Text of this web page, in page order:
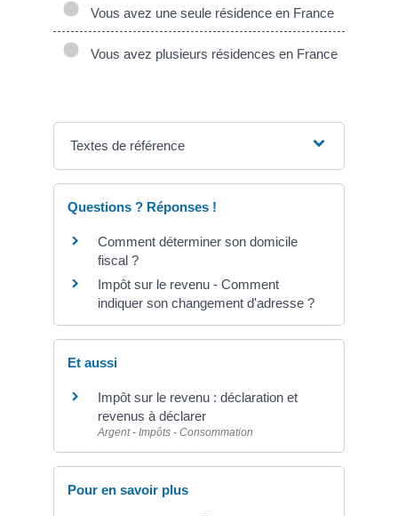
Vous avez une seule résidence en France
Vous avez plusieurs résidences en France
Textes de référence
Questions ? Réponses !
Comment déterminer son domicile
fiscal ?
Impôt sur le revenu - Comment
indiquer son changement d'adresse ?
Et aussi
Impôt sur le revenu : déclaration et
revenus à déclarer
Argent - Impôts - Consommation
Pour en savoir plus